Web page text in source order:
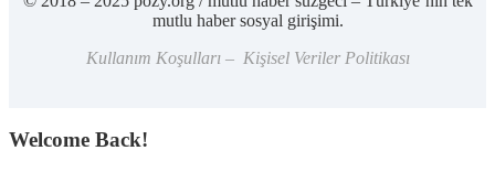
mutlu haber sosyal girişimi.
Kullanım Koşulları – Kişisel Veriler Politikası
Welcome Back!